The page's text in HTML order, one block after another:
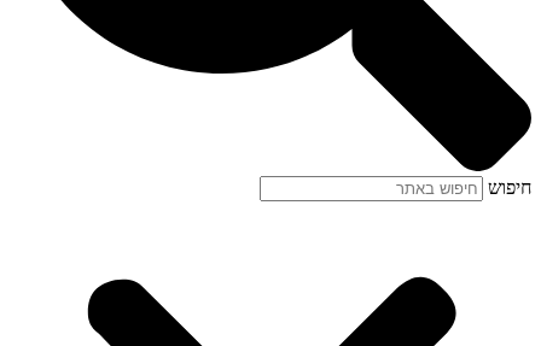
חיפוש